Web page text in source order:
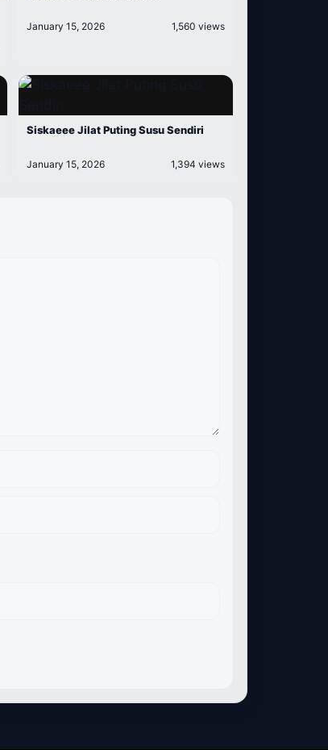
January 15, 2026 1,560 views
Siskaeee Jilat Puting Susu Sendiri
January 15, 2026 1,394 views